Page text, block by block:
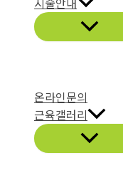
온라인문의
근육갤러리